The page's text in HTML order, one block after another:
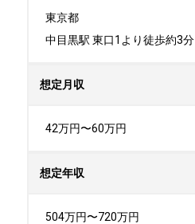
東京都
中目黒駅 東口1より徒歩約3分
想定月収
42万円〜60万円
想定年収
504万円〜720万円